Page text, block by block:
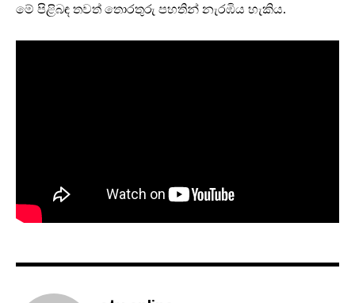
මේ පිළිබඳ තවත් තොරතුරු පහතින් නැරඹිය හැකිය.